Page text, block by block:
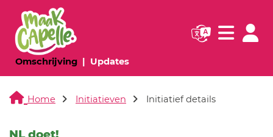
Omschrijving(huidige pagina)
Updates(huidige pagina)
Navigatie
Home Initiatieven Initiatief details